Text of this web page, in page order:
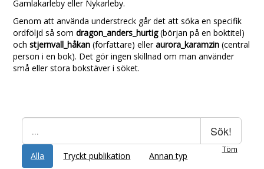
Gamlakarleby eller Nykarleby.
Genom att använda understreck går det att söka en specifik
ordföljd så somdragon_anders_hurtig(början på en boktitel)
ochstjernvall_håkan (författare) elleraurora_karamzin (central
person i en bok). Det gör ingen skillnad om man använder
små eller stora bokstäver i söket.
Sök!
Töm
Alla Tryckt publikation Annan typ